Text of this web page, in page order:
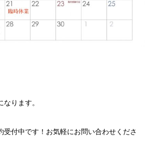
なります。
受付中です！お気軽にお問い合わせくださ